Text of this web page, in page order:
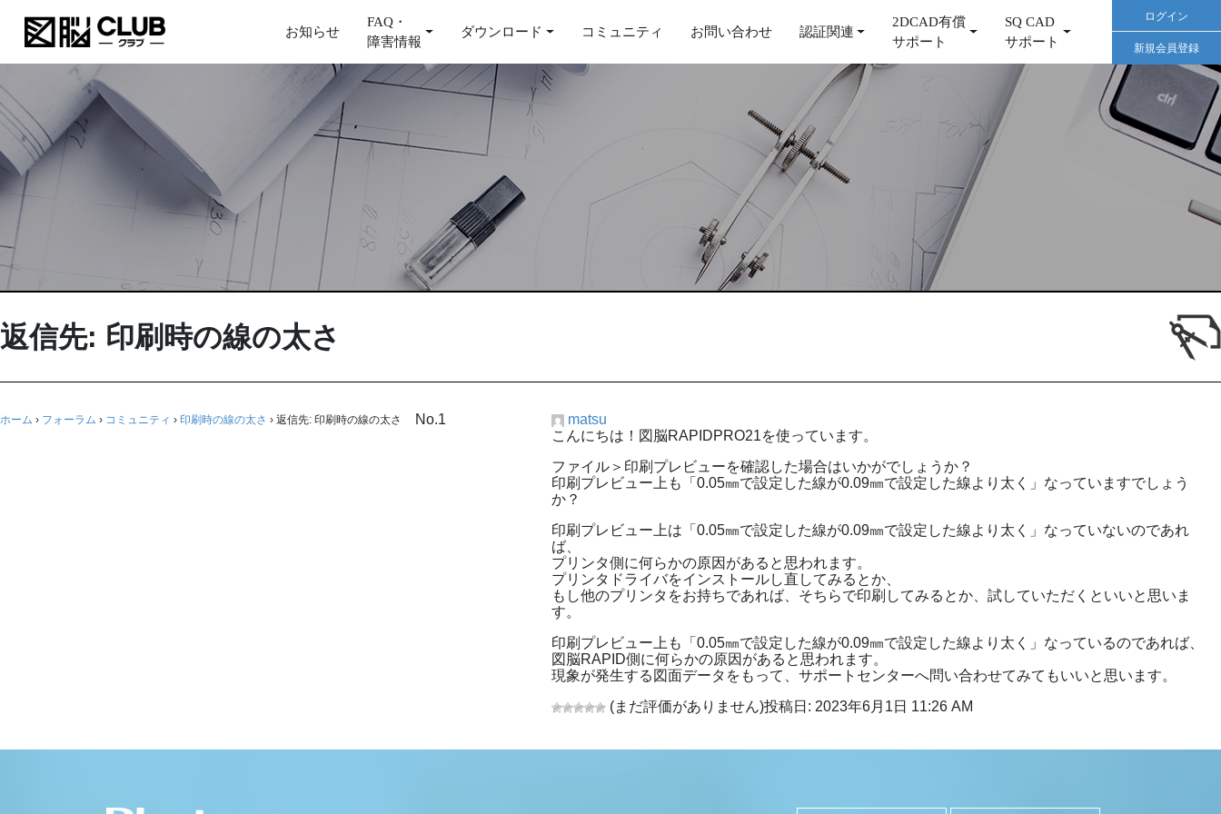
お知らせ
FAQ・
障害情報
ダウンロード コミュニティ お問い合わせ 認証関連
2DCAD有償
サポート
SQ CAD
サポート
ログイン
新規会員登録
返信先: 印刷時の線の太さ
ホーム › フォーラム › コミュニティ › 印刷時の線の太さ › 返信先: 印刷時の線の太さ No.1
matsu
こんにちは！図脳RAPIDPRO21を使っています。
ファイル＞印刷プレビューを確認した場合はいかがでしょうか？
印刷プレビュー上も「0.05㎜で設定した線が0.09㎜で設定した線より太く」なっていますでしょう
か？
印刷プレビュー上は「0.05㎜で設定した線が0.09㎜で設定した線より太く」なっていないのであれ
ば、
プリンタ側に何らかの原因があると思われます。
プリンタドライバをインストールし直してみるとか、
もし他のプリンタをお持ちであれば、そちらで印刷してみるとか、試していただくといいと思いま
す。
印刷プレビュー上も「0.05㎜で設定した線が0.09㎜で設定した線より太く」なっているのであれば、
図脳RAPID側に何らかの原因があると思われます。
現象が発生する図面データをもって、サポートセンターへ問い合わせてみてもいいと思います。
(まだ評価がありません)投稿日: 2023年6月1日 11:26 AM